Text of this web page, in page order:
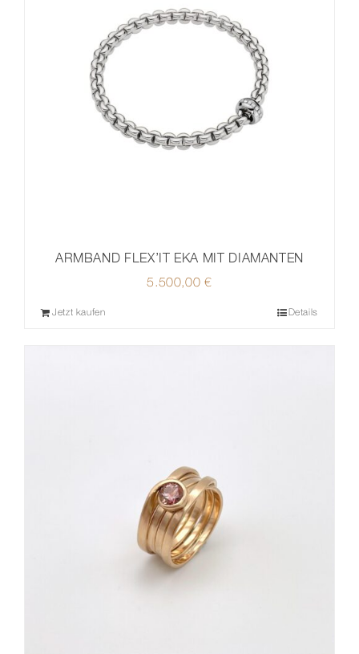
ARMBAND FLEX’IT EKA MIT DIAMANTEN
5.500,00€
Jetzt kaufen Details